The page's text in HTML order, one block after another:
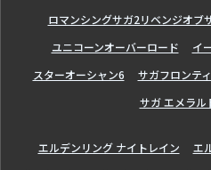
ロマンシングサガ2リベンジオブ
ユニコーンオーバーロード
イ
スターオーシャン6
サガフロンテ
サガ エメラル
エルデンリング ナイトレイン エ